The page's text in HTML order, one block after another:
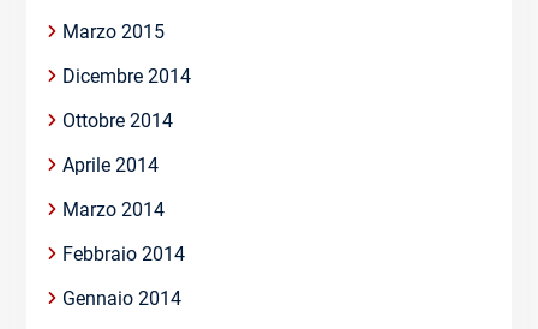
Marzo 2015
Dicembre 2014
Ottobre 2014
Aprile 2014
Marzo 2014
Febbraio 2014
Gennaio 2014